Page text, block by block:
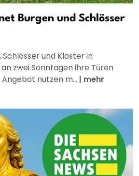
Burgen und Schlösser
und Klöster in
zwei Sonntagen ihre Türen
nutzen m... | mehr